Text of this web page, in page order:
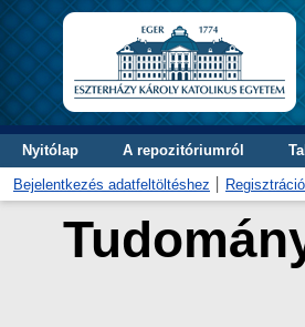
Nyitólap A repozitóriumról
Bejelentkezés adatfeltöltéshez